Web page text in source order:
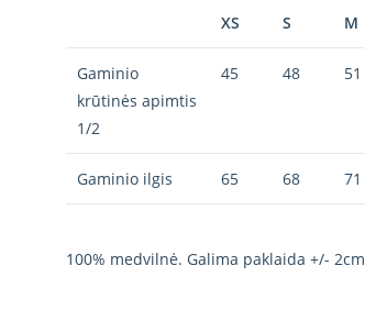
XS S M
Gaminio
krūtinės apimtis
1/2
45 48 51
Gaminio ilgis 65 68 71
100% medvilnė. Galima paklaida +/- 2cm